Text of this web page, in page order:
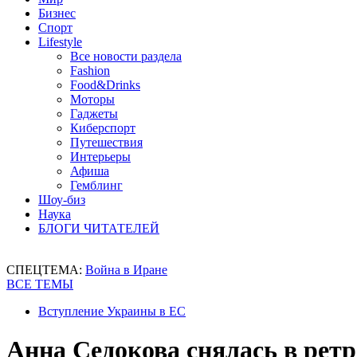
Бизнес
Спорт
Lifestyle
Все новости раздела
Fashion
Food&Drinks
Моторы
Гаджеты
Киберспорт
Путешествия
Интерьеры
Афиша
Гемблинг
Шоу-биз
Наука
БЛОГИ ЧИТАТЕЛЕЙ
СПЕЦТЕМА: Война в Иране
ВСЕ ТЕМЫ
Вступление Украины в ЕС
Анна Седокова снялась в